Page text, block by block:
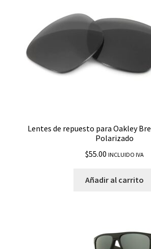
Lentes de repuesto para Oakley
Polarizado
$55.00 INCLUIDO IVA
Añadir al carrito